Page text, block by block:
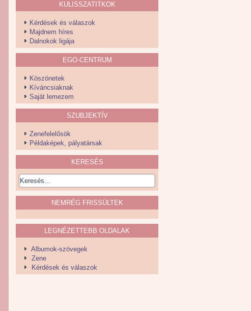
KULISSZATITKOK
Kérdések és válaszok
Majdnem híres
Dalnokok ligája
EGO-CENTRUM
Köszönetek
Kíváncsiaknak
Saját lemezem
SZUBJEKTÍV
Zenefelelősök
Példaképek, pályatársak
KERESÉS
NEMRÉG FRISSÜLTEK
LEGNÉZETTEBB OLDALAK
Albumok-szövegek
Zene
Kérdések és válaszok